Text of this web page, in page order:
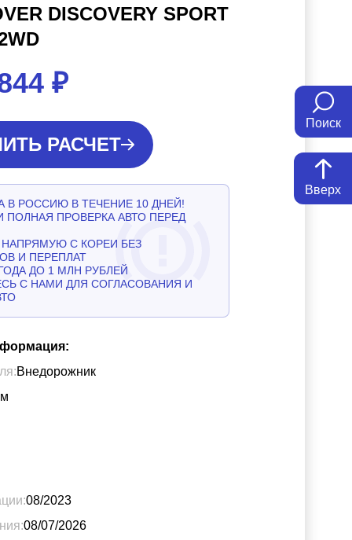
Поиск
Вверх
DISCOVERY SPORT
₽
РАСЧЕТ
В РОССИЮ В ТЕЧЕНИЕ 10 ДНЕЙ!
ПОЛНАЯ ПРОВЕРКА АВТО ПЕРЕД
С КОРЕИ БЕЗ
И ПЕРЕПЛАТ
ДО 1 МЛН РУБЛЕЙ
С НАМИ ДЛЯ СОГЛАСОВАНИЯ И
Внедорожник
08/2023
08/07/2026